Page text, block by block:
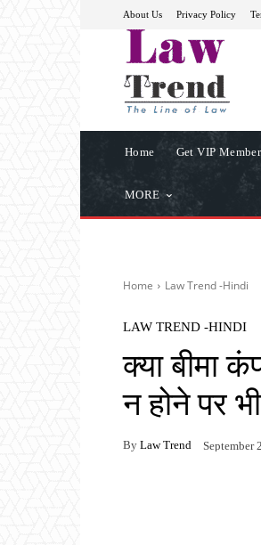
About Us Privacy Policy
Home Get VIP
MORE
Home Law Trend -Hindi
LAW TREND -HINDI
क्या बीमा
न होने पर
By Law Trend September